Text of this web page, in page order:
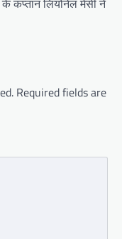
के कप्तान लियोनेल मेसी ने
Required fields are